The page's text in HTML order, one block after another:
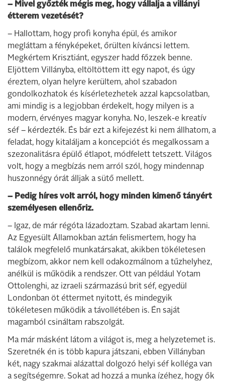
– Mivel győzték mégis meg, hogy vállalja a villányi
étterem vezetését?
– Hallottam, hogy profi konyha épül, és amikor
megláttam a fényképeket, őrülten kíváncsi lettem.
Megkértem Krisztiánt, egyszer hadd főzzek benne.
Eljöttem Villányba, eltöltöttem itt egy napot, és úgy
éreztem, olyan helyre kerültem, ahol szabadon
gondolkozhatok és kísérletezhetek azzal kapcsolatban,
ami mindig is a legjobban érdekelt, hogy milyen is a
modern, érvényes magyar konyha. No, leszek-e kreatív
séf – kérdezték. És bár ezt a kifejezést ki nem állhatom, a
feladat, hogy kitaláljam a koncepciót és megalkossam a
szezonalitásra épülő étlapot, módfelett tetszett. Világos
volt, hogy a megbízás nem arról szól, hogy mindennap
huszonnégy órát álljak a sütő mellett.
– Pedig híres volt arról, hogy minden kimenő tányért
személyesen ellenőriz.
– Igaz, de már régóta lázadoztam. Szabad akartam lenni.
Az Egyesült Államokban aztán felismertem, hogy ha
találok megfelelő munkatársakat, akikben tökéletesen
megbízom, akkor nem kell odakozmálnom a tűzhelyhez,
anélkül is működik a rendszer. Ott van például Yotam
Ottolenghi, az izraeli származású brit séf, egyedül
Londonban öt éttermet nyitott, és mindegyik
tökéletesen működik a távollétében is. Én saját
magamból csináltam rabszolgát.
Ma már másként látom a világot is, meg a helyzetemet is.
Szeretnék én is több kapura játszani, ebben Villányban
két, nagy szakmai alázattal dolgozó helyi séf kolléga van
a segítségemre. Sokat ad hozzá a munka ízéhez, hogy ők